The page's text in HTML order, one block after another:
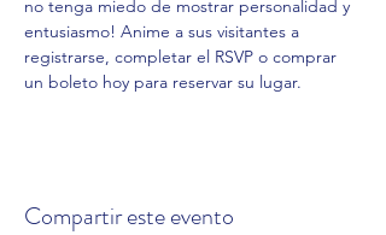
no tenga miedo de mostrar personalidad y
entusiasmo! Anime a sus visitantes a
registrarse, completar el RSVP o comprar
un boleto hoy para reservar su lugar.
Compartir este evento